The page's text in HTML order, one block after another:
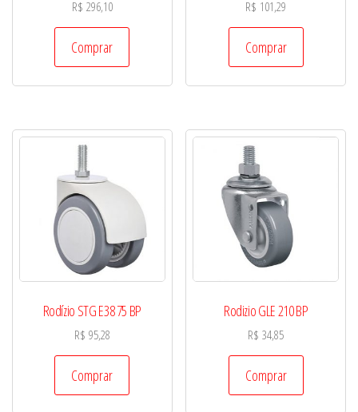
R$ 296,10
Comprar
R$ 101,29
Comprar
Rodízio STG E38 75 BP
R$ 95,28
Comprar
Rodizio GLE 210 BP
R$ 34,85
Comprar